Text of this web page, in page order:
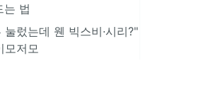
는 법
렀는데 웬 빅스비·시리?"
모저모